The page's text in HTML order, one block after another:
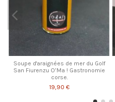
Soupe d'araignées de mer du Golf
San Fiurenzu O’Ma ! Gastronomie
corse.
19,90 €